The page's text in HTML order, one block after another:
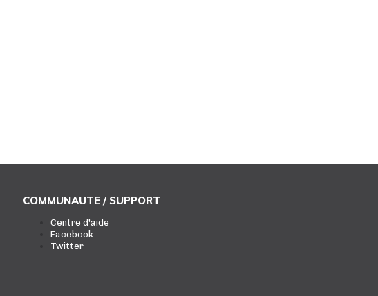
COMMUNAUTE / SUPPORT
Centre d'aide
Facebook
Twitter